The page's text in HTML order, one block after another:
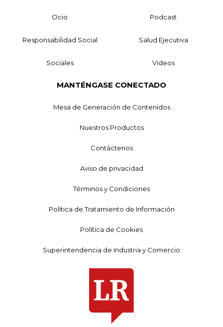
Ocio Podcast
Responsabilidad Social Salud Ejecutiva
Sociales Videos
MANTÉNGASE CONECTADO
Mesa de Generación de Contenidos
Nuestros Productos
Contáctenos
Aviso de privacidad
Términos y Condiciones
Política de Tratamiento de Información
Política de Cookies
Superintendencia de Industria y Comercio